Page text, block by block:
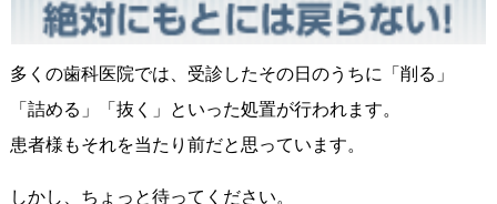
多くの歯科医院では、受診したその日のうちに「削る」
「詰める」「抜く」といった処置が行われます。
患者様もそれを当たり前だと思っています。
しかし、ちょっと待ってください。